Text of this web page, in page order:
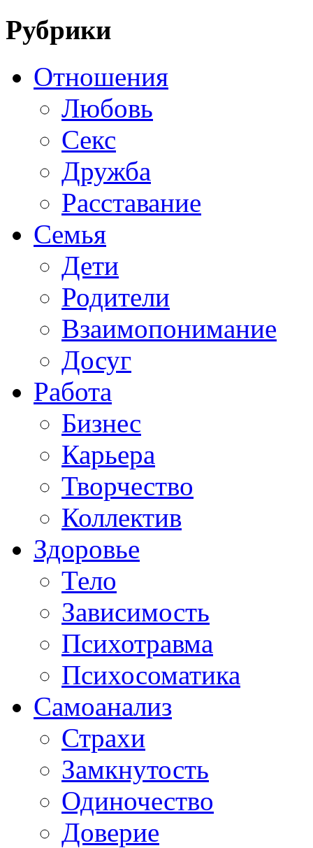
Рубрики
Отношения
Любовь
Секс
Дружба
Расставание
Семья
Дети
Родители
Взаимопонимание
Досуг
Работа
Бизнес
Карьера
Творчество
Коллектив
Здоровье
Тело
Зависимость
Психотравма
Психосоматика
Самоанализ
Страхи
Замкнутость
Одиночество
Доверие